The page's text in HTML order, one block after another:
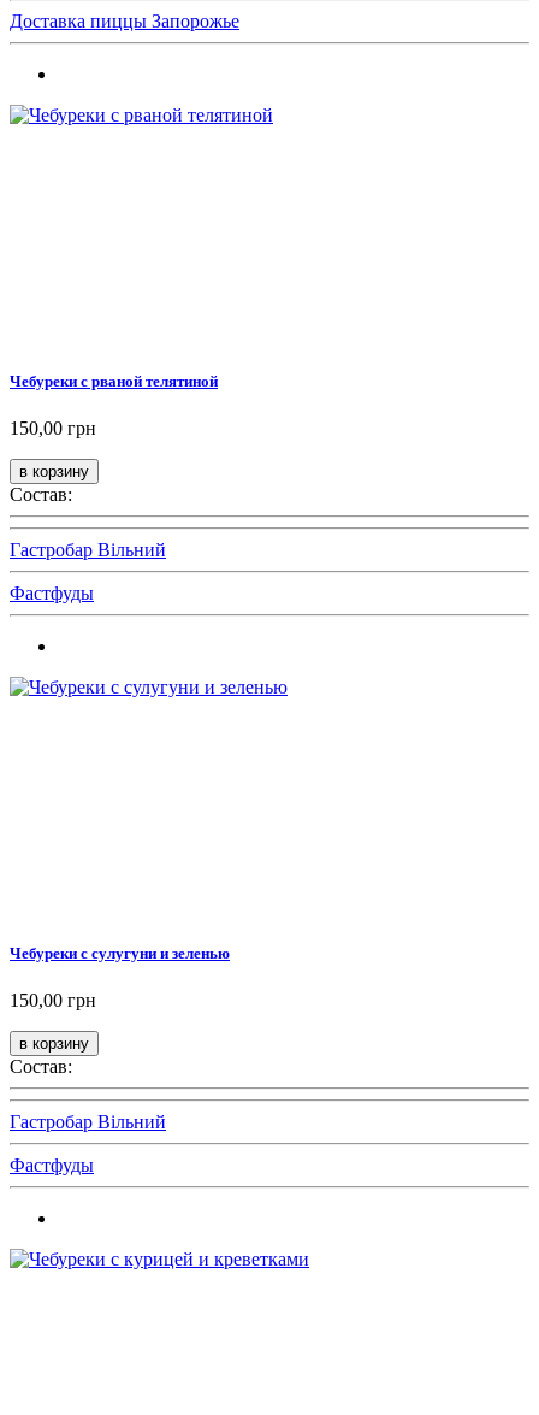
Доставка пиццы Запорожье
Чебуреки с рваной телятиной
150,00 грн
Состав:
Гастробар Вільний
Фастфуды
Чебуреки с сулугуни и зеленью
150,00 грн
Состав:
Гастробар Вільний
Фастфуды